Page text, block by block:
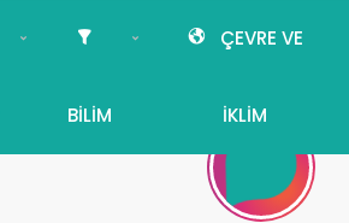
BILIM
ÇEVRE VE
İKLIM